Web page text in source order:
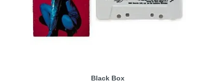
Black Box